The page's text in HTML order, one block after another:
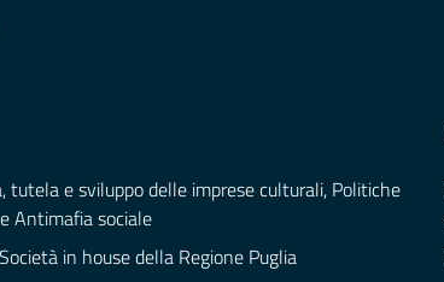
tutela e sviluppo delle imprese culturali, Politiche
Antimafia sociale
in house della Regione Puglia